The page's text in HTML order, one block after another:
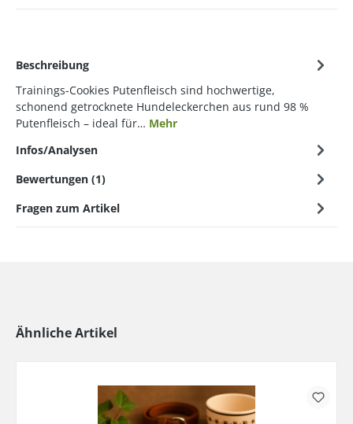
Beschreibung
Trainings-Cookies Putenfleisch sind hochwertige,
schonend getrocknete Hundeleckerchen aus rund 98 %
Putenfleisch – ideal für… Mehr
Infos/Analysen
Bewertungen (1)
Fragen zum Artikel
Ähnliche Artikel